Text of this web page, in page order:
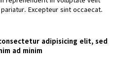
Excepteur sint occaecat.
adipisicing elit, sed
ad minim